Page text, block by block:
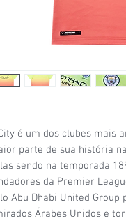
é um dos clubes mais
parte de sua história
sendo na temporada
da Premier
Abu Dhabi United
Árabes Unidos e